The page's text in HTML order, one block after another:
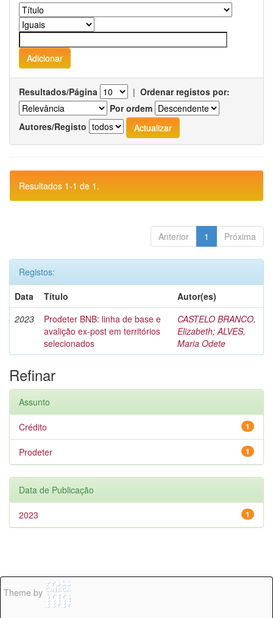
Resultados/Página | Ordenar registos por:
Por ordem
Autores/Registo
Resultados 1-1 de 1.
Anterior 1 Próxima
Registos:
Data
Título
Autor(es)
2023
Prodeter BNB: linha de base e
avalição ex-post em territórios
selecionados
CASTELO BRANCO,
Elizabeth;ALVES,
Maria Odete
Refinar
Assunto
1
Crédito
1
Prodeter
Data de Publicação
1
2023
Theme by